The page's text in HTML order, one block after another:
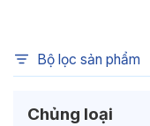
Bộ lọc sản phẩm
Chủng loại